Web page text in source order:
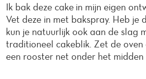
Ik bak deze cake in mijn eigen
Vet deze in met bakspray. Heb je
kun je natuurlijk ook aan de slag
traditioneel cakeblik. Zet de
een rooster net onder het midden